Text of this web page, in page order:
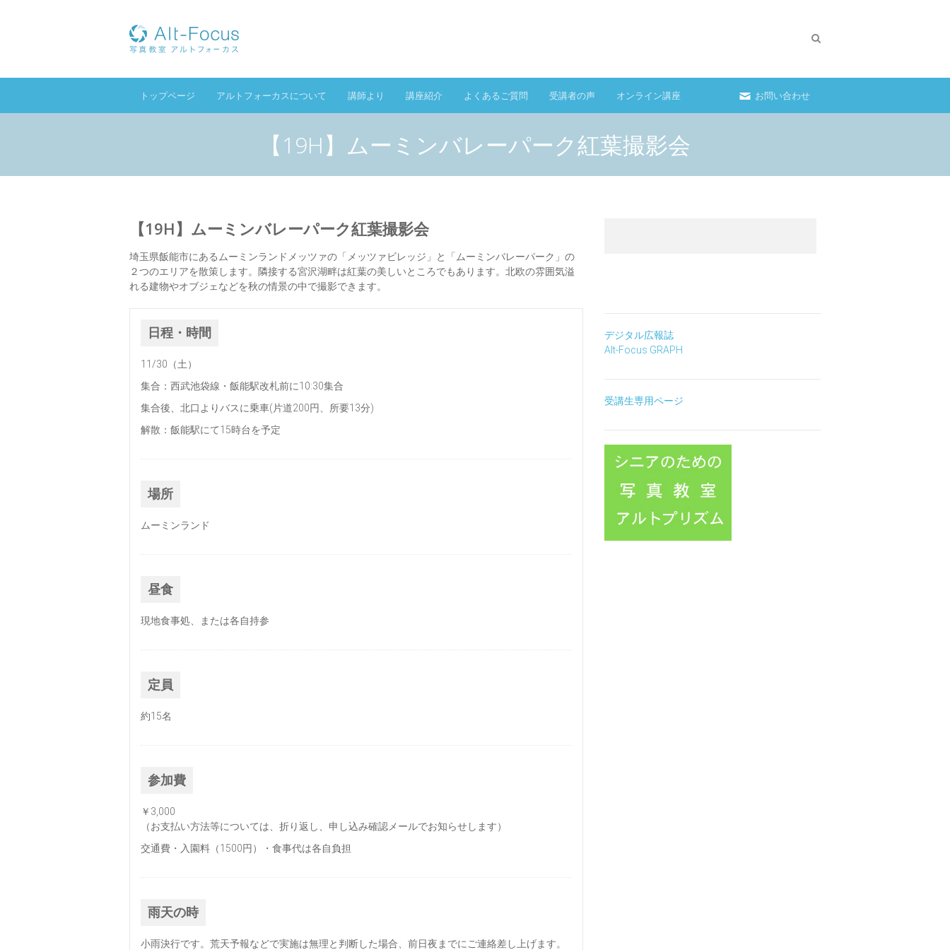
トップページ アルトフォーカスについて 講師より 講座紹介 よくあるご質問 受講者の声 オンライン講座 お問い合わせ
【19H】ムーミンバレーパーク紅葉撮影会
【19H】ムーミンバレーパーク紅葉撮影会
埼玉県飯能市にあるムーミンランドメッツァの「メッツァビレッジ」と「ムーミンバレーパーク」の
２つのエリアを散策します。隣接する宮沢湖畔は紅葉の美しいところでもあります。北欧の雰囲気溢
れる建物やオブジェなどを秋の情景の中で撮影できます。
日程・時間
11/30（土）
集合：西武池袋線・飯能駅改札前に10:30集合
集合後、北口よりバスに乗車(片道200円、所要13分)
解散：飯能駅にて15時台を予定
場所
ムーミンランド
昼食
現地食事処、または各自持参
定員
約15名
参加費
￥3,000
（お支払い方法等については、折り返し、申し込み確認メールでお知らせします）
交通費・入園料（1500円）・食事代は各自負担
雨天の時
小雨決行です。荒天予報などで実施は無理と判断した場合、前日夜までにご連絡差し上げます。
デジタル広報誌
Alt-Focus GRAPH
受講生専用ページ